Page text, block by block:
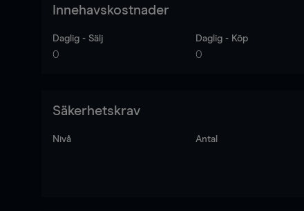
Innehavskostnader
Daglig - Sälj
0
Daglig - Köp
0
Säkerhetskrav
Nivå Antal